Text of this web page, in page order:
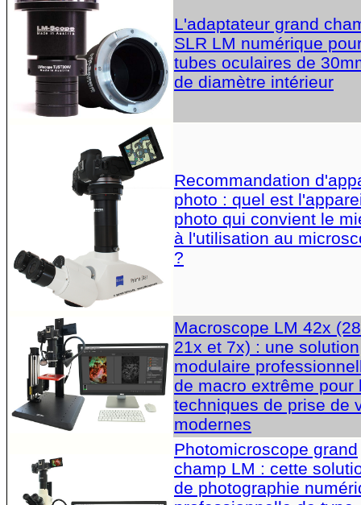
L'adaptateur grand
SLR LM numérique
tubes oculaires de
de diamètre intérieur
Recommandation
photo : quel est
photo qui convient le
à l'utilisation au
?
Macroscope LM 42x
21x et 7x) : une solution
modulaire
de macro extrême pour
techniques de prise de
modernes
Photomicroscope grand
champ LM : cette
de photographie